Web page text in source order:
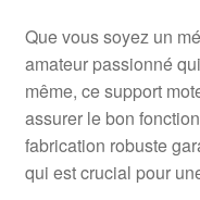
Panier
Plainte
Politique de
Que vous soyez un
amateur passionné
même, ce support
assurer le bon
fabrication robuste
qui est crucial pour